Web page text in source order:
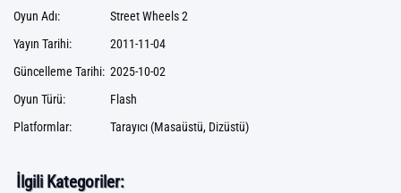
Oyun Adı:
Street Wheels 2
Yayın Tarihi:
2011-11-04
Güncelleme Tarihi: 2025-10-02
Oyun Türü:
Flash
Platformlar:
Tarayıcı (Masaüstü, Dizüstü)
İlgili Kategoriler: